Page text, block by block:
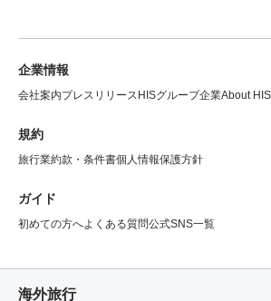
企業情報
会社案内プレスリリース HISグループ企業About
規約
旅行業約款・条件書個人情報保護方針
ガイド
初めての方へよくある質問公式SNS一覧
海外旅行